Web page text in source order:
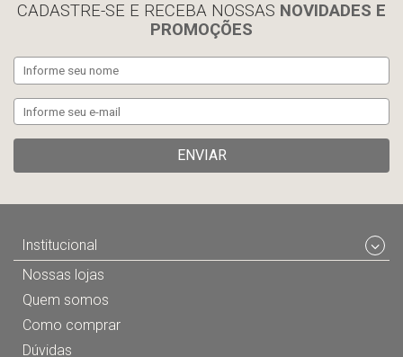
Exibir todos Fechar [×]
CADASTRE-SE E RECEBA NOSSAS NOVIDADES E
PROMOÇÕES
ENVIAR
Institucional
Nossas lojas
Quem somos
Como comprar
Dúvidas